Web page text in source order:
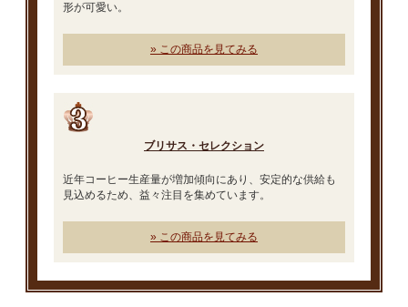
形が可愛い。
» この商品を見てみる
ブリサス・セレクション
近年コーヒー生産量が増加傾向にあり、安定的な供給も
見込めるため、益々注目を集めています。
» この商品を見てみる